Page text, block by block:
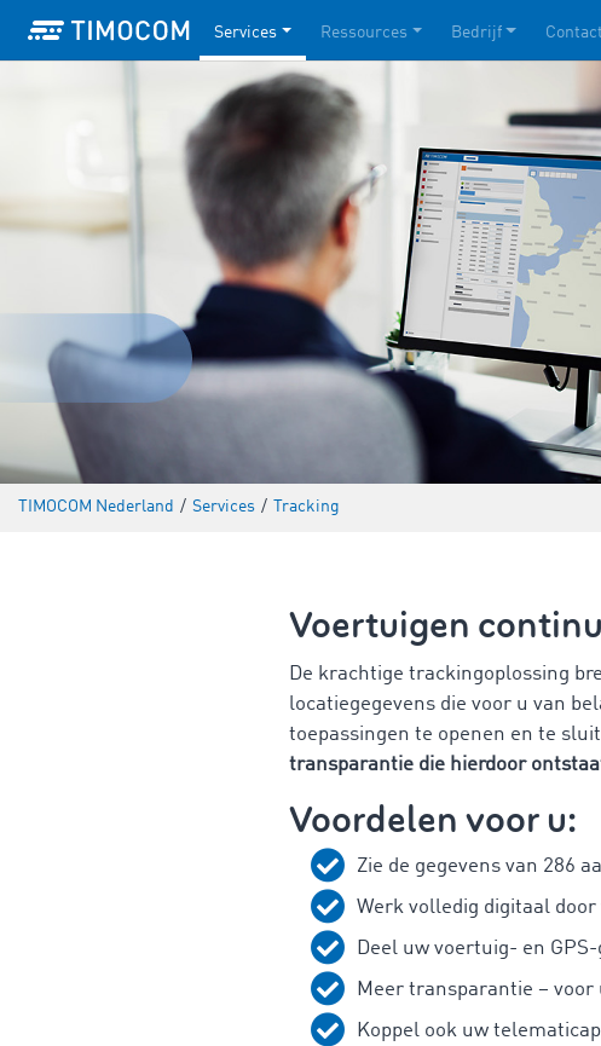
Services Ressources Bedrijf Contact
TIMOCOM Nederland / Services / Tracking
Voertuigen
De krachtige trackingoplossing
locatiegegevens die voor u van
toepassingen te openen en te
transparantie die hierdoor
Voordelen voor u:
Zie de gegevens van 286
Werk volledig digitaal
Deel uw voertuig- en
Meer transparantie –
Koppel ook uw